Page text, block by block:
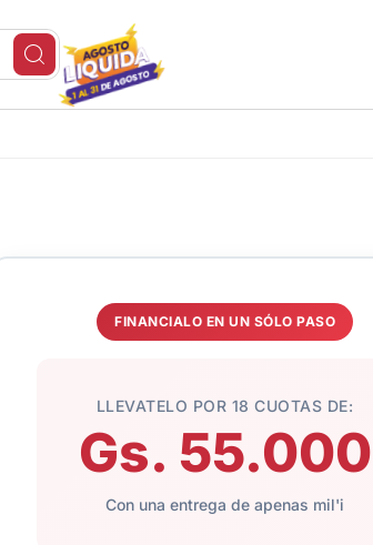
FINANCIALO EN UN SÓLO PASO
LLEVATELO POR 18 CUOTAS DE:
Gs. 55.000
Con una entrega de apenas mil'i